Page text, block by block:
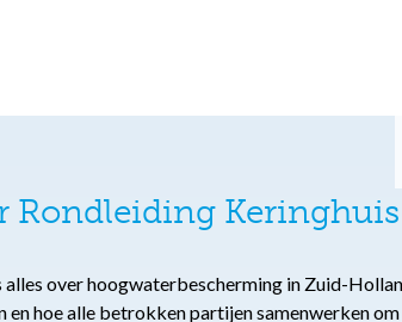
Rondleiding
over hoogwaterbescherming in Zuid-
en hoe alle betrokken partijen samenwerken